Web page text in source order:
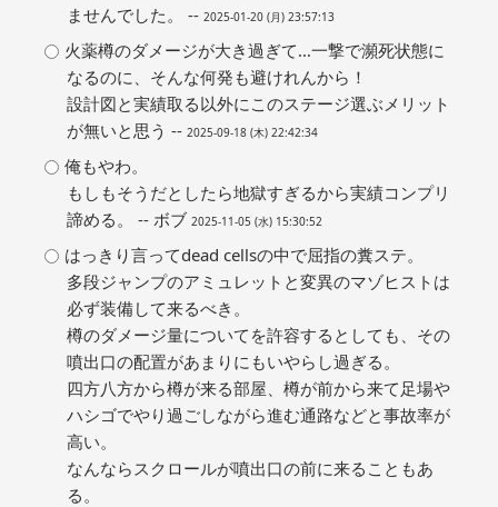
ませんでした。 -- 2025-01-20 (月) 23:57:13
火薬樽のダメージが大き過ぎて…一撃で瀕死状態に
なるのに、そんな何発も避けれんから！
設計図と実績取る以外にこのステージ選ぶメリット
が無いと思う -- 2025-09-18 (木) 22:42:34
俺もやわ。
もしもそうだとしたら地獄すぎるから実績コンプリ
諦める。 -- ボブ 2025-11-05 (水) 15:30:52
はっきり言ってdead cellsの中で屈指の糞ステ。
多段ジャンプのアミュレットと変異のマゾヒストは
必ず装備して来るべき。
樽のダメージ量についてを許容するとしても、その
噴出口の配置があまりにもいやらし過ぎる。
四方八方から樽が来る部屋、樽が前から来て足場や
ハシゴでやり過ごしながら進む通路などと事故率が
高い。
なんならスクロールが噴出口の前に来ることもあ
る。